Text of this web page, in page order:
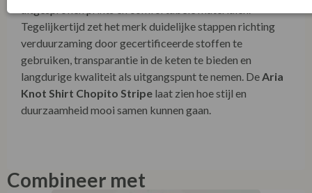
Tegelijkertijd zet het merk duidelijke stappen richting
verduurzaming door gecertificeerde stoffen te
gebruiken, transparantie in de keten te bieden en
langdurige kwaliteit als uitgangspunt te nemen. De Aria
Knot Shirt Chopito Stripe laat zien hoe stijl en
duurzaamheid mooi samen kunnen gaan.
Combineer met